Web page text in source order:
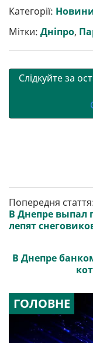
р
и
и
b
o
o
k
t
e
Категорії:
Мітки: Дніпро,
Слідкуйте за
Попередня
В Днепре выпал
лепят
В Днепре
ГОЛОВНЕ